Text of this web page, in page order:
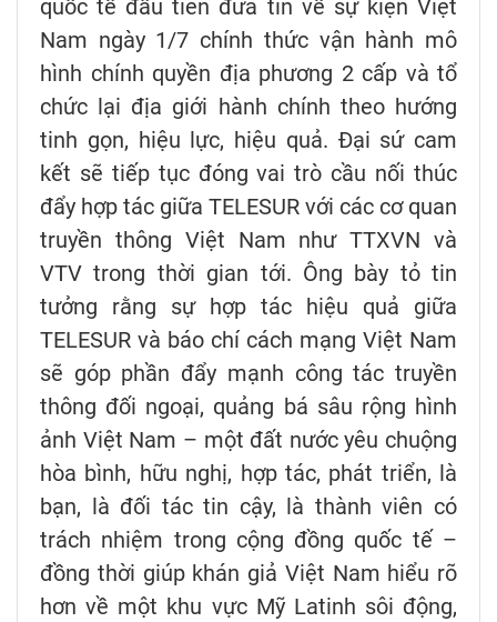
quốc tế đầu tiên đưa tin về sự kiện Việt
Nam ngày 1/7 chính thức vận hành mô
hình chính quyền địa phương 2 cấp và tổ
chức lại địa giới hành chính theo hướng
tinh gọn, hiệu lực, hiệu quả. Đại sứ cam
kết sẽ tiếp tục đóng vai trò cầu nối thúc
đẩy hợp tác giữa TELESUR với các cơ quan
truyền thông Việt Nam như TTXVN và
VTV trong thời gian tới. Ông bày tỏ tin
tưởng rằng sự hợp tác hiệu quả giữa
TELESUR và báo chí cách mạng Việt Nam
sẽ góp phần đẩy mạnh công tác truyền
thông đối ngoại, quảng bá sâu rộng hình
ảnh Việt Nam – một đất nước yêu chuộng
hòa bình, hữu nghị, hợp tác, phát triển, là
bạn, là đối tác tin cậy, là thành viên có
trách nhiệm trong cộng đồng quốc tế –
đồng thời giúp khán giả Việt Nam hiểu rõ
hơn về một khu vực Mỹ Latinh sôi động,